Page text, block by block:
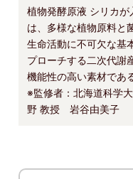
植物発酵原液 シリカ
は、多様な植物原料と
生命活動に不可欠な基
プローチする二次代謝
機能性の高い素材であ
※監修者：北海道科学
野 教授 岩谷由美子